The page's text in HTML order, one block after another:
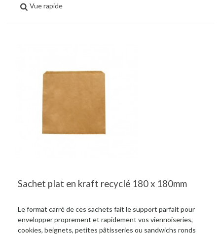
Vue rapide
Sachet plat en kraft recyclé 180 x 180mm
Le format carré de ces sachets fait le support parfait pour
envelopper proprement et rapidement vos viennoiseries,
cookies, beignets, petites pâtisseries ou sandwichs ronds